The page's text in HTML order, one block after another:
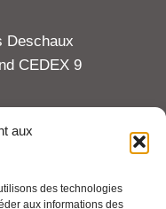
aux
des technologies
aux informations des
Deschaux
CEDEX 9